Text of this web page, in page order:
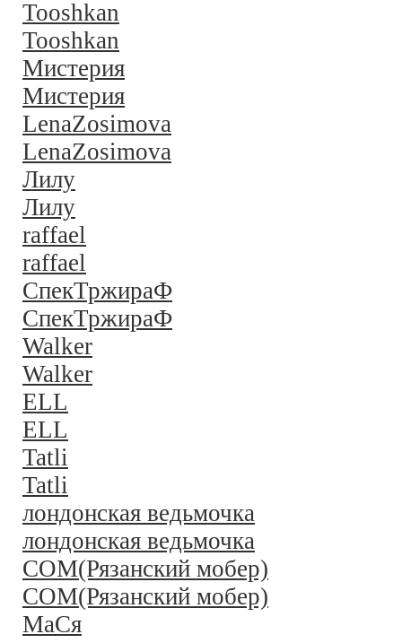
Tooshkan
Tooshkan
Мистерия
Мистерия
LenaZosimova
LenaZosimova
Лилу
Лилу
raffael
raffael
СпекТржираФ
СпекТржираФ
Walker
Walker
ELL
ELL
Tatli
Tatli
лондонская ведьмочка
лондонская ведьмочка
COM(Рязанский мобер)
COM(Рязанский мобер)
MaСя